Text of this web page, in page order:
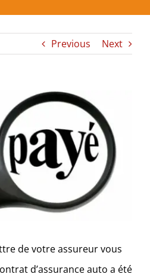
Previous Next
de votre assureur vous
d’assurance auto a été